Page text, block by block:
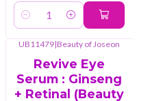
Cantidad
UB11479|Beauty of Joseon
Revive Eye
Serum : Ginseng
+ Retinal (Beauty